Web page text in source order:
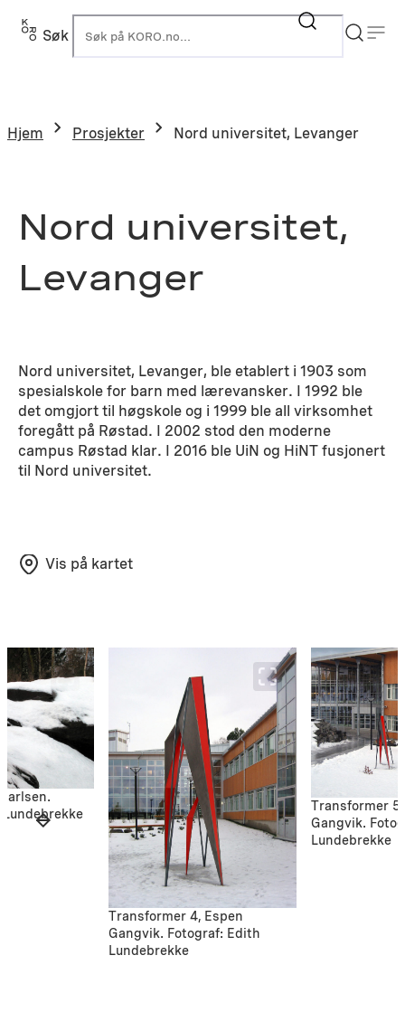
Hopp
Søk
Hjem Prosjekter Nord universitet, Levanger
Nord universitet,
Levanger
Nord universitet, Levanger, ble etablert i 1903 som
spesialskole for barn med lærevansker. I 1992 ble
det omgjort til høgskole og i 1999 ble all virksomhet
foregått på Røstad. I 2002 stod den moderne
campus Røstad klar. I 2016 ble UiN og HiNT fusjonert
til Nord universitet.
Vis på kartet
Transformer 4, Espen
Gangvik. Fotograf: Edith
Lundebrekke
Transformer
Gangvik.
Lundebrekke